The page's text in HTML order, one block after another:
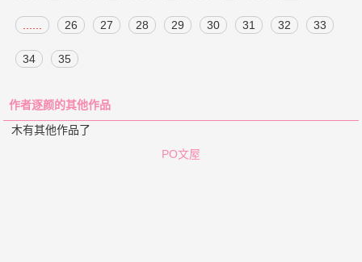
26 27 28 29 30 31 32 33
34 35
作者逐颜的其他作品
木有其他作品了
PO文屋